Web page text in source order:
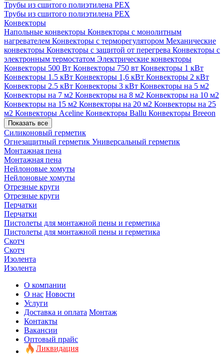
Трубы из сшитого полиэтилена PEX
Трубы из сшитого полиэтилена PEX
Конвекторы
Напольные конвекторы Конвекторы с монолитным
нагревателем Конвекторы с терморегулятором Механические
конвекторы Конвекторы с защитой от перегрева Конвекторы с
электронным термостатом Электрические конвекторы
Конвекторы 500 Вт Конвекторы 750 вт Конвекторы 1 кВт
Конвекторы 1.5 кВт Конвекторы 1,6 кВт Конвекторы 2 кВт
Конвекторы 2.5 кВт Конвекторы 3 кВт Конвекторы на 5 м2
Конвекторы на 7 м2 Конвекторы на 8 м2 Конвекторы на 10 м2
Конвекторы на 15 м2 Конвекторы на 20 м2 Конвекторы на 25
м2 Конвекторы Aceline Конвекторы Ballu Конвекторы Breeon
Показать все
Силиконовый герметик
Огнезащитный герметик Универсальный герметик
Монтажная пена
Монтажная пена
Нейлоновые хомуты
Нейлоновые хомуты
Отрезные круги
Отрезные круги
Перчатки
Перчатки
Пистолеты для монтажной пены и герметика
Пистолеты для монтажной пены и герметика
Скотч
Скотч
Изолента
Изолента
О компании
О нас Новости
Услуги
Доставка и оплата Монтаж
Контакты
Вакансии
Оптовый прайс
Ликвидация